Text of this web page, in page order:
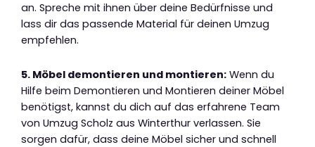
an. Spreche mit ihnen über deine Bedürfnisse und
lass dir das passende Material für deinen Umzug
empfehlen.
5. Möbel demontieren und montieren: Wenn du
Hilfe beim Demontieren und Montieren deiner Möbel
benötigst, kannst du dich auf das erfahrene Team
von Umzug Scholz aus Winterthur verlassen. Sie
sorgen dafür, dass deine Möbel sicher und schnell